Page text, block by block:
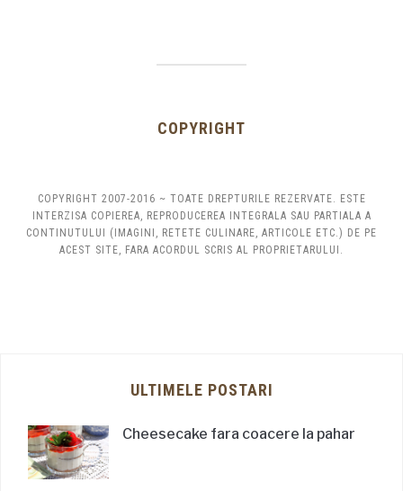
COPYRIGHT
COPYRIGHT 2007-2016 ~ TOATE DREPTURILE REZERVATE. ESTE
INTERZISA COPIEREA, REPRODUCEREA INTEGRALA SAU PARTIALA A
CONTINUTULUI (IMAGINI, RETETE CULINARE, ARTICOLE ETC.) DE PE
ACEST SITE, FARA ACORDUL SCRIS AL PROPRIETARULUI.
ULTIMELE POSTARI
Cheesecake fara coacere la pahar